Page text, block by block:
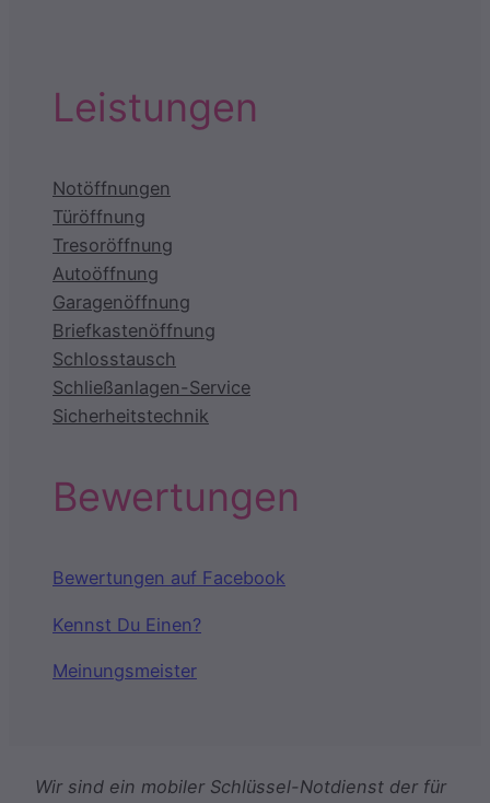
Leistungen
Notöffnungen
Türöffnung
Tresoröffnung
Autoöffnung
Garagenöffnung
Briefkastenöffnung
Schlosstausch
Schließanlagen-Service
Sicherheitstechnik
Bewertungen
Bewertungen auf Facebook
Kennst Du Einen?
Meinungsmeister
Wir sind ein mobiler Schlüssel-Notdienst der für